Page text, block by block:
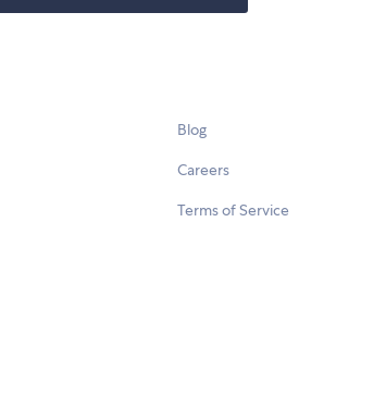
Blog
Careers
Terms of Service